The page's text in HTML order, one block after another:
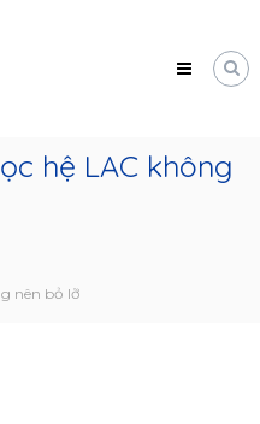
hệ LAC không
nên bỏ lỡ